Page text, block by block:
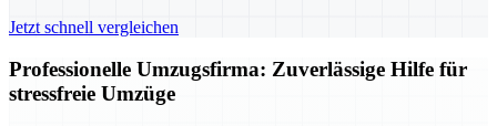
Jetzt schnell vergleichen
Professionelle Umzugsfirma: Zuverlässige Hilfe für
stressfreie Umzüge